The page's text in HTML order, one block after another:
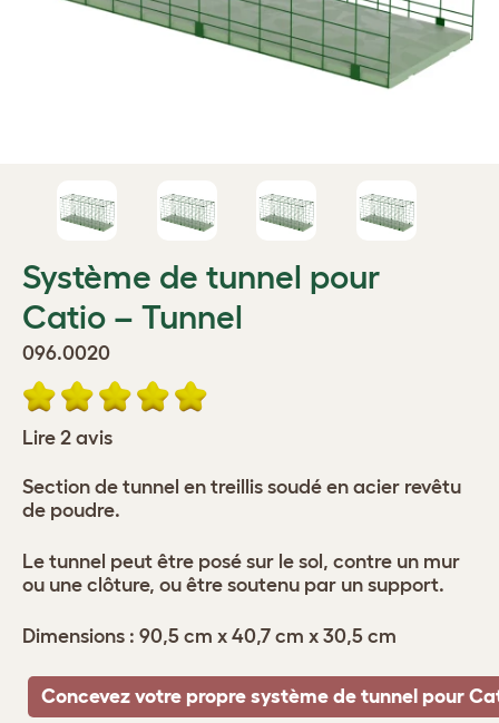
Système de tunnel pour
Catio – Tunnel
096.0020
Lire 2 avis
Section de tunnel en treillis soudé en acier revêtu
de poudre.
Le tunnel peut être posé sur le sol, contre un mur
ou une clôture, ou être soutenu par un support.
Dimensions : 90,5 cm x 40,7 cm x 30,5 cm
Concevez votre propre système de tunnel pour